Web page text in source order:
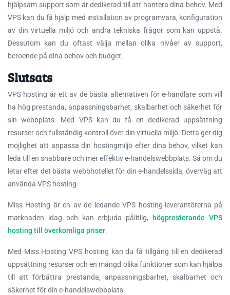
hjälpsam support som är dedikerad till att hantera dina behov. Med
VPS kan du få hjälp med installation av programvara, konfiguration
av din virtuella miljö och andra tekniska frågor som kan uppstå.
Dessutom kan du oftast välja mellan olika nivåer av support,
beroende på dina behov och budget.
Slutsats
VPS hosting är ett av de bästa alternativen för e-handlare som vill
ha hög prestanda, anpassningsbarhet, skalbarhet och säkerhet för
sin webbplats. Med VPS kan du få en dedikerad uppsättning
resurser och fullständig kontroll över din virtuella miljö. Detta ger dig
möjlighet att anpassa din hostingmiljö efter dina behov, vilket kan
leda till en snabbare och mer effektiv e-handelswebbplats. Så om du
letar efter det bästa webbhotellet för din e-handelssida, överväg att
använda VPS hosting.
Miss Hosting är en av de ledande VPS hosting-leverantörerna på
marknaden idag och kan erbjuda pålitlig,
högpresterande VPS
hosting till överkomliga priser.
Med Miss Hosting VPS hosting kan du få tillgång till en dedikerad
uppsättning resurser och en mängd olika funktioner som kan hjälpa
till att förbättra prestanda, anpassningsbarhet, skalbarhet och
säkerhet för din e-handelswebbplats.